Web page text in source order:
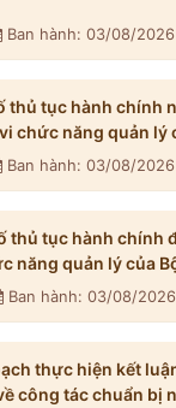
Ban hành: 03/08/2026
thủ tục hành chính
chức năng quản lý
Ban hành: 03/08/2026
thủ tục hành chính
năng quản lý của
Ban hành: 03/08/2026
thực hiện kết
công tác chuẩn bị